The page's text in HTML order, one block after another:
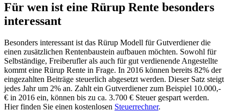
Für wen ist eine Rürup Rente besonders
interessant
Besonders interessant ist das Rürup Modell für Gutverdiener die
einen zusätzlichen Rentenbaustein aufbauen möchten. Sowohl für
Selbständige, Freiberufler als auch für gut verdienende Angestellte
kommt eine Rürup Rente in Frage. In 2016 können bereits 82% der
eingezahlten Beiträge steuerlich abgesetzt werden. Dieser Satz steigt
jedes Jahr um 2% an. Zahlt ein Gutverdiener zum Beispiel 10.000,-
€ in 2016 ein, können bis zu ca. 3.700 € Steuer gespart werden.
Hier finden Sie einen kostenlosen Steuerrechner.